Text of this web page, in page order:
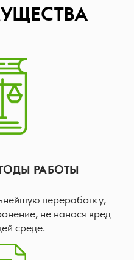
РАБОТЫ
переработку,
не нанося вред
среде.